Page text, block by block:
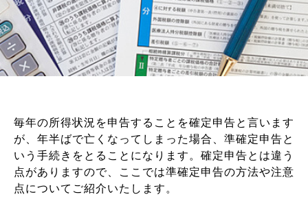
毎年の所得状況を申告することを確定申告と言います
が、年半ばで亡くなってしまった場合、準確定申告と
いう手続きをとることになります。確定申告とは違う
点がありますので、ここでは準確定申告の方法や注意
点についてご紹介いたします。